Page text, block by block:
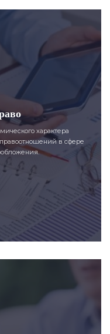
характера
в сфере